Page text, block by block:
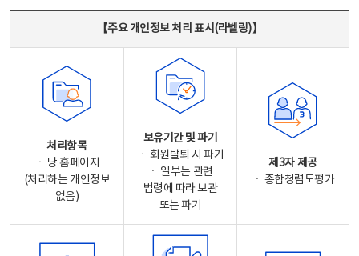
【주요 개인정보 처리 표시(라벨링)】
처리항목
ㆍ 당 홈페이지
(처리하는 개인정보
없음)
보유기간 및 파기
ㆍ 회원탈퇴 시 파기
ㆍ 일부는 관련
법령에 따라 보관
또는 파기
제3자 제공
ㆍ 종합청렴도평가